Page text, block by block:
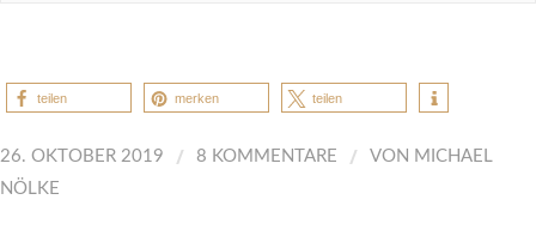
teilen merken teilen
26. OKTOBER 2019 / 8 KOMMENTARE / VON MICHAEL
NÖLKE